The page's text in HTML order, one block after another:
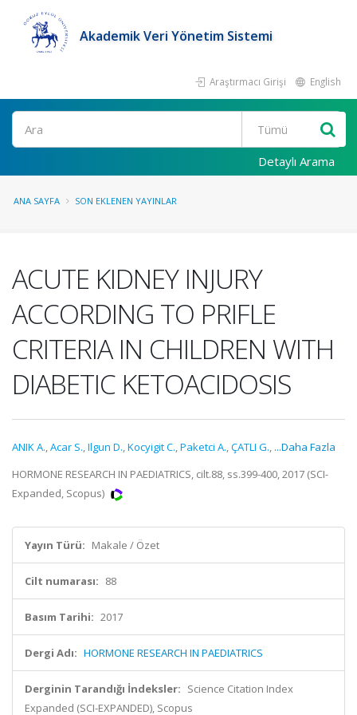
Akademik Veri Yönetim Sistemi
Araştırmacı Girişi English
Ara
Detaylı Arama
ANA SAYFA SON EKLENEN YAYINLAR
ACUTE KIDNEY INJURY
ACCORDING TO PRIFLE
CRITERIA IN CHILDREN WITH
DIABETIC KETOACIDOSIS
ANIK A.,Acar S.,Ilgun D.,Kocyigit C.,Paketci A.,ÇATLI G., ...Daha Fazla
HORMONE RESEARCH IN PAEDIATRICS, cilt.88, ss.399-400, 2017 (SCI-
Expanded, Scopus)
Yayın Türü: Makale / Özet
Cilt numarası: 88
Basım Tarihi: 2017
Dergi Adı: HORMONE RESEARCH IN PAEDIATRICS
Derginin Tarandığı İndeksler: Science Citation Index
Expanded (SCI-EXPANDED), Scopus